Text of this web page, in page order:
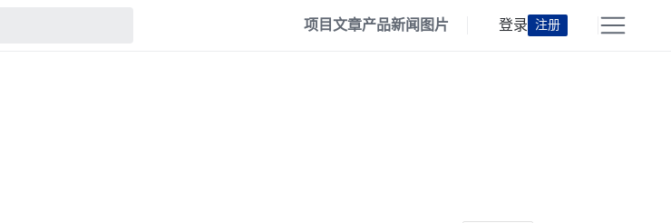
项目文章产品新闻 图片 登录 注册